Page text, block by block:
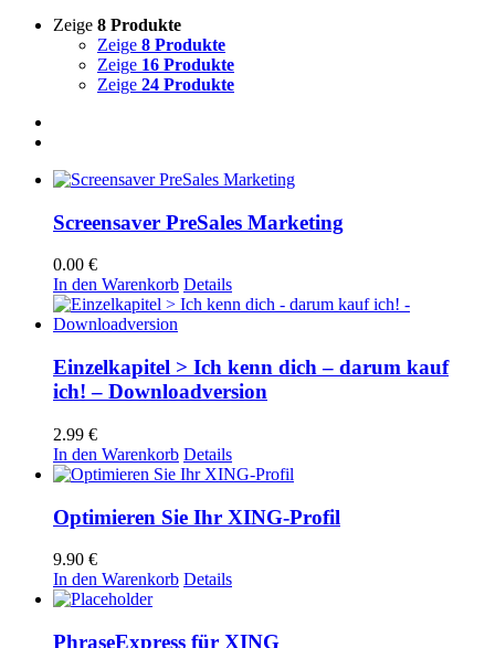
Zeige 8 Produkte
Zeige 8 Produkte
Zeige 16 Produkte
Zeige 24 Produkte
Screensaver PreSales Marketing
0.00 €
In den Warenkorb Details
Einzelkapitel > Ich kenn dich – darum kauf
ich! – Downloadversion
2.99 €
In den Warenkorb Details
Optimieren Sie Ihr XING-Profil
9.90 €
In den Warenkorb Details
PhraseExpress für XING